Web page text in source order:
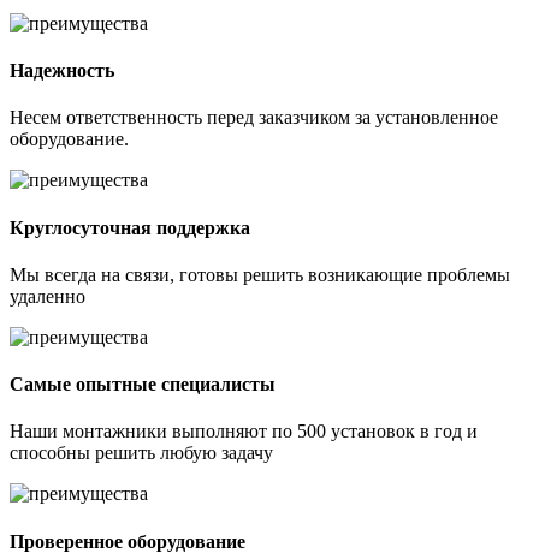
Надежность
Несем ответственность перед заказчиком за установленное
оборудование.
Круглосуточная поддержка
Мы всегда на связи, готовы решить возникающие проблемы
удаленно
Самые опытные специалисты
Наши монтажники выполняют по 500 установок в год и
способны решить любую задачу
Проверенное оборудование